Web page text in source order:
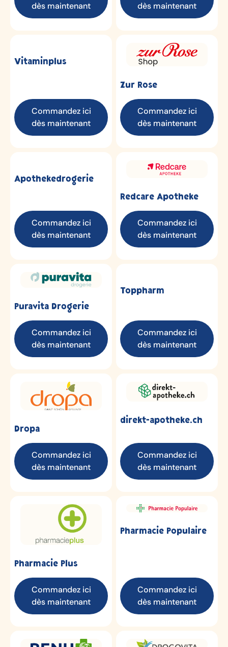
dès maintenant
dès maintenant
Vitaminplus
Commandez ici
dès maintenant
Zur Rose
Commandez ici
dès maintenant
Apothekedrogerie
Commandez ici
dès maintenant
Redcare Apotheke
Commandez ici
dès maintenant
Puravita Drogerie
Commandez ici
dès maintenant
Toppharm
Commandez ici
dès maintenant
Dropa
Commandez ici
dès maintenant
direkt-apotheke.ch
Commandez ici
dès maintenant
Pharmacie Plus
Commandez ici
dès maintenant
Pharmacie Populaire
Commandez ici
dès maintenant